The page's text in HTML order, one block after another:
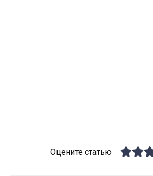
Оцените статью